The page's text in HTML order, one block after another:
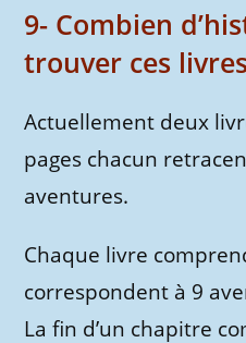
9- Combien
trouver ces
Actuellement deux
pages chacun
aventures.
Chaque livre
correspondent à 9
La fin d’un chapitre